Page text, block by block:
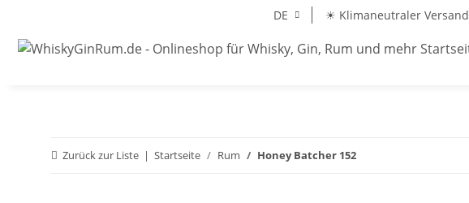
DE ☀ Klimaneutraler Versand
Zurück zur Liste Startseite Rum Honey Batcher 152